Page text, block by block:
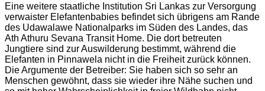
Eine weitere staatliche Institution Sri Lankas zur Versorgung
verwaister Elefantenbabies befindet sich übrigens am Rande
des Udawalawe Nationalparks im Süden des Landes, das
Ath Athuru Sevana Transit Home. Die dort betreuten
Jungtiere sind zur Auswilderung bestimmt, während die
Elefanten in Pinnawela nicht in die Freiheit zurück können.
Die Argumente der Betreiber: Sie haben sich so sehr an
Menschen gewöhnt, dass sie wieder ihre Nähe suchen und